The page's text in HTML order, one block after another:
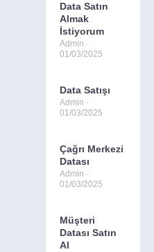
Data Satın
Almak
İstiyorum
Admin
01/03/2025
Data Satışı
Admin
01/03/2025
Çağrı Merkezi
Datası
Admin
01/03/2025
Müşteri
Datası Satın
Al